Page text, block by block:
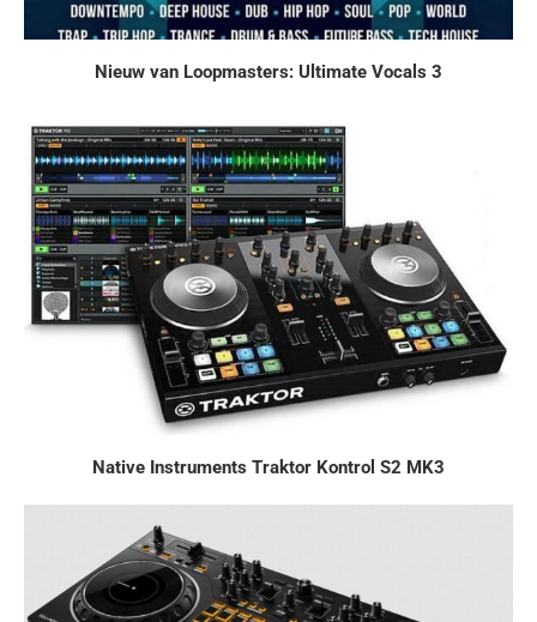
Nieuw van Loopmasters: Ultimate Vocals 3
Native Instruments Traktor Kontrol S2 MK3